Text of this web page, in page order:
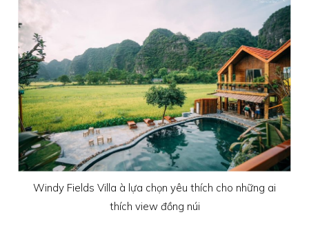
Windy Fields Villa à lựa chọn yêu thích cho những ai
thích view đồng núi